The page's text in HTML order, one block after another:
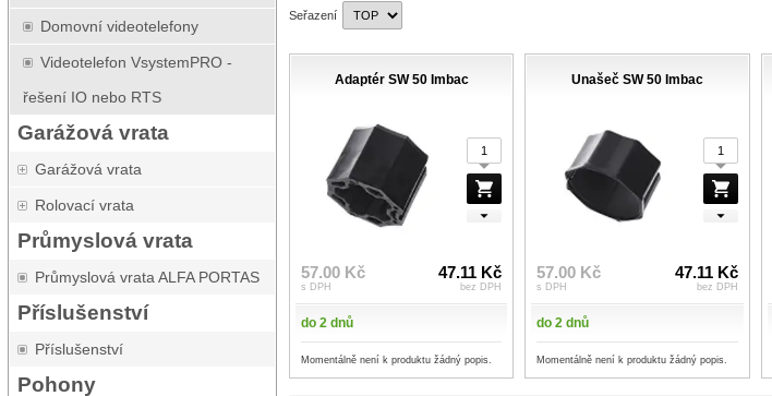
Domovní videotelefony
Videotelefon VsystemPRO -
řešení IO nebo RTS
Garážová vrata
Garážová vrata
Rolovací vrata
Průmyslová vrata
Průmyslová vrata ALFA PORTAS
Příslušenství
Příslušenství
Pohony
Seřazení
Adaptér SW 50 Imbac
57.00 Kč
s DPH
47.11 Kč
bez DPH
do 2 dnů
Momentálně není k produktu žádný popis.
Unašeč SW 50 Imbac
57.00 Kč
s DPH
47.11 Kč
bez DPH
do 2 dnů
Momentálně není k produktu žádný popis.